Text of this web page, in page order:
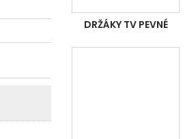
DRŽÁKY TV PEVNÉ